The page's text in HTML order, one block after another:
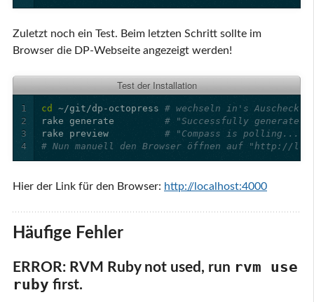
Zuletzt noch ein Test. Beim letzten Schritt sollte im
Browser die DP-Webseite angezeigt werden!
Test der Installation
1
2
3
4
cd ~/git/dp-octopress # wechseln in's Auscheck-
rake generate # "Successfully
rake preview # "Compass is polling..."
# Nun manuell den Browser öffnen auf "http://
Hier der Link für den Browser: http://localhost:4000
Häufige Fehler
ERROR: RVM Ruby not used, run rvm use
ruby first.